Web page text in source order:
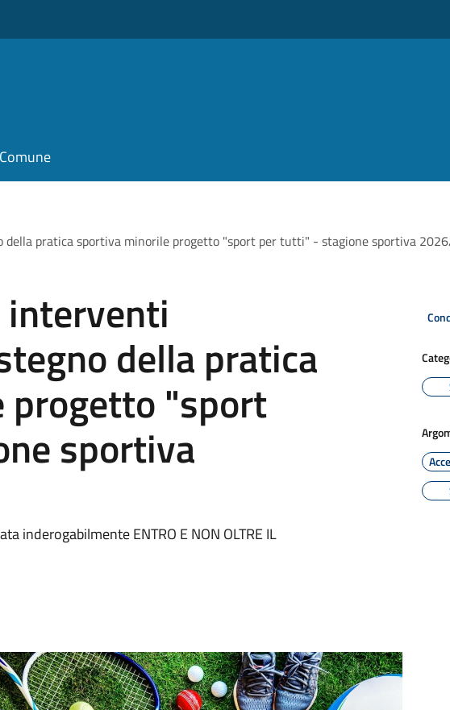
della pratica sportiva minorile progetto "sport per tutti" - stagione sportiva
interventi
della pratica
"sport
sportiva
inderogabilmente ENTRO E NON OLTRE IL